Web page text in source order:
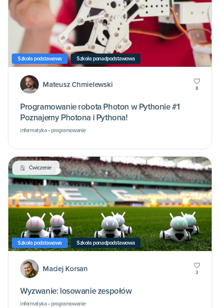
Szkoła podstawowa Szkoła ponadpodstawowa
Mateusz Chmielewski 8
Programowanie robota Photon w Pythonie #1
Poznajemy Photona i Pythona!
informatyka • programowanie
Ćwiczenie
Szkoła podstawowa Szkoła ponadpodstawowa
Maciej Korsan 3
Wyzwanie: losowanie zespołów
informatyka • programowanie